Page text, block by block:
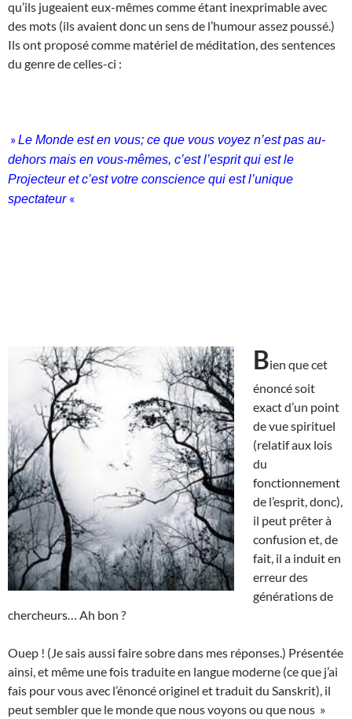
qu’ils jugeaient eux-mêmes comme étant inexprimable avec
des mots (ils avaient donc un sens de l’humour assez poussé.)
Ils ont proposé comme matériel de méditation, des sentences
du genre de celles-ci :
»Le Monde est en vous; ce que vous voyez n’est pas au-
dehors mais en vous-mêmes, c’est l’esprit qui est le
Projecteur et c’est votre conscience qui est l’unique
spectateur «
Bien que cet
énoncé soit
exact d’un point
de vue spirituel
(relatif aux lois
du
fonctionnement
de l’esprit, donc),
il peut prêter à
confusion et, de
fait, il a induit en
erreur des
générations de
chercheurs… Ah bon ?
Ouep ! (Je sais aussi faire sobre dans mes réponses.) Présentée
ainsi, et même une fois traduite en langue moderne (ce que j’ai
fais pour vous avec l’énoncé originel et traduit du Sanskrit), il
peut sembler que le monde que nous voyons ou que nous »